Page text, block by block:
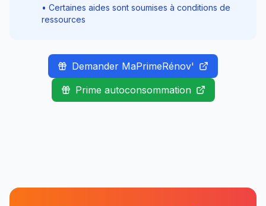
• Certaines aides sont soumises à conditions de
ressources
Demander MaPrimeRénov'
Prime autoconsommation